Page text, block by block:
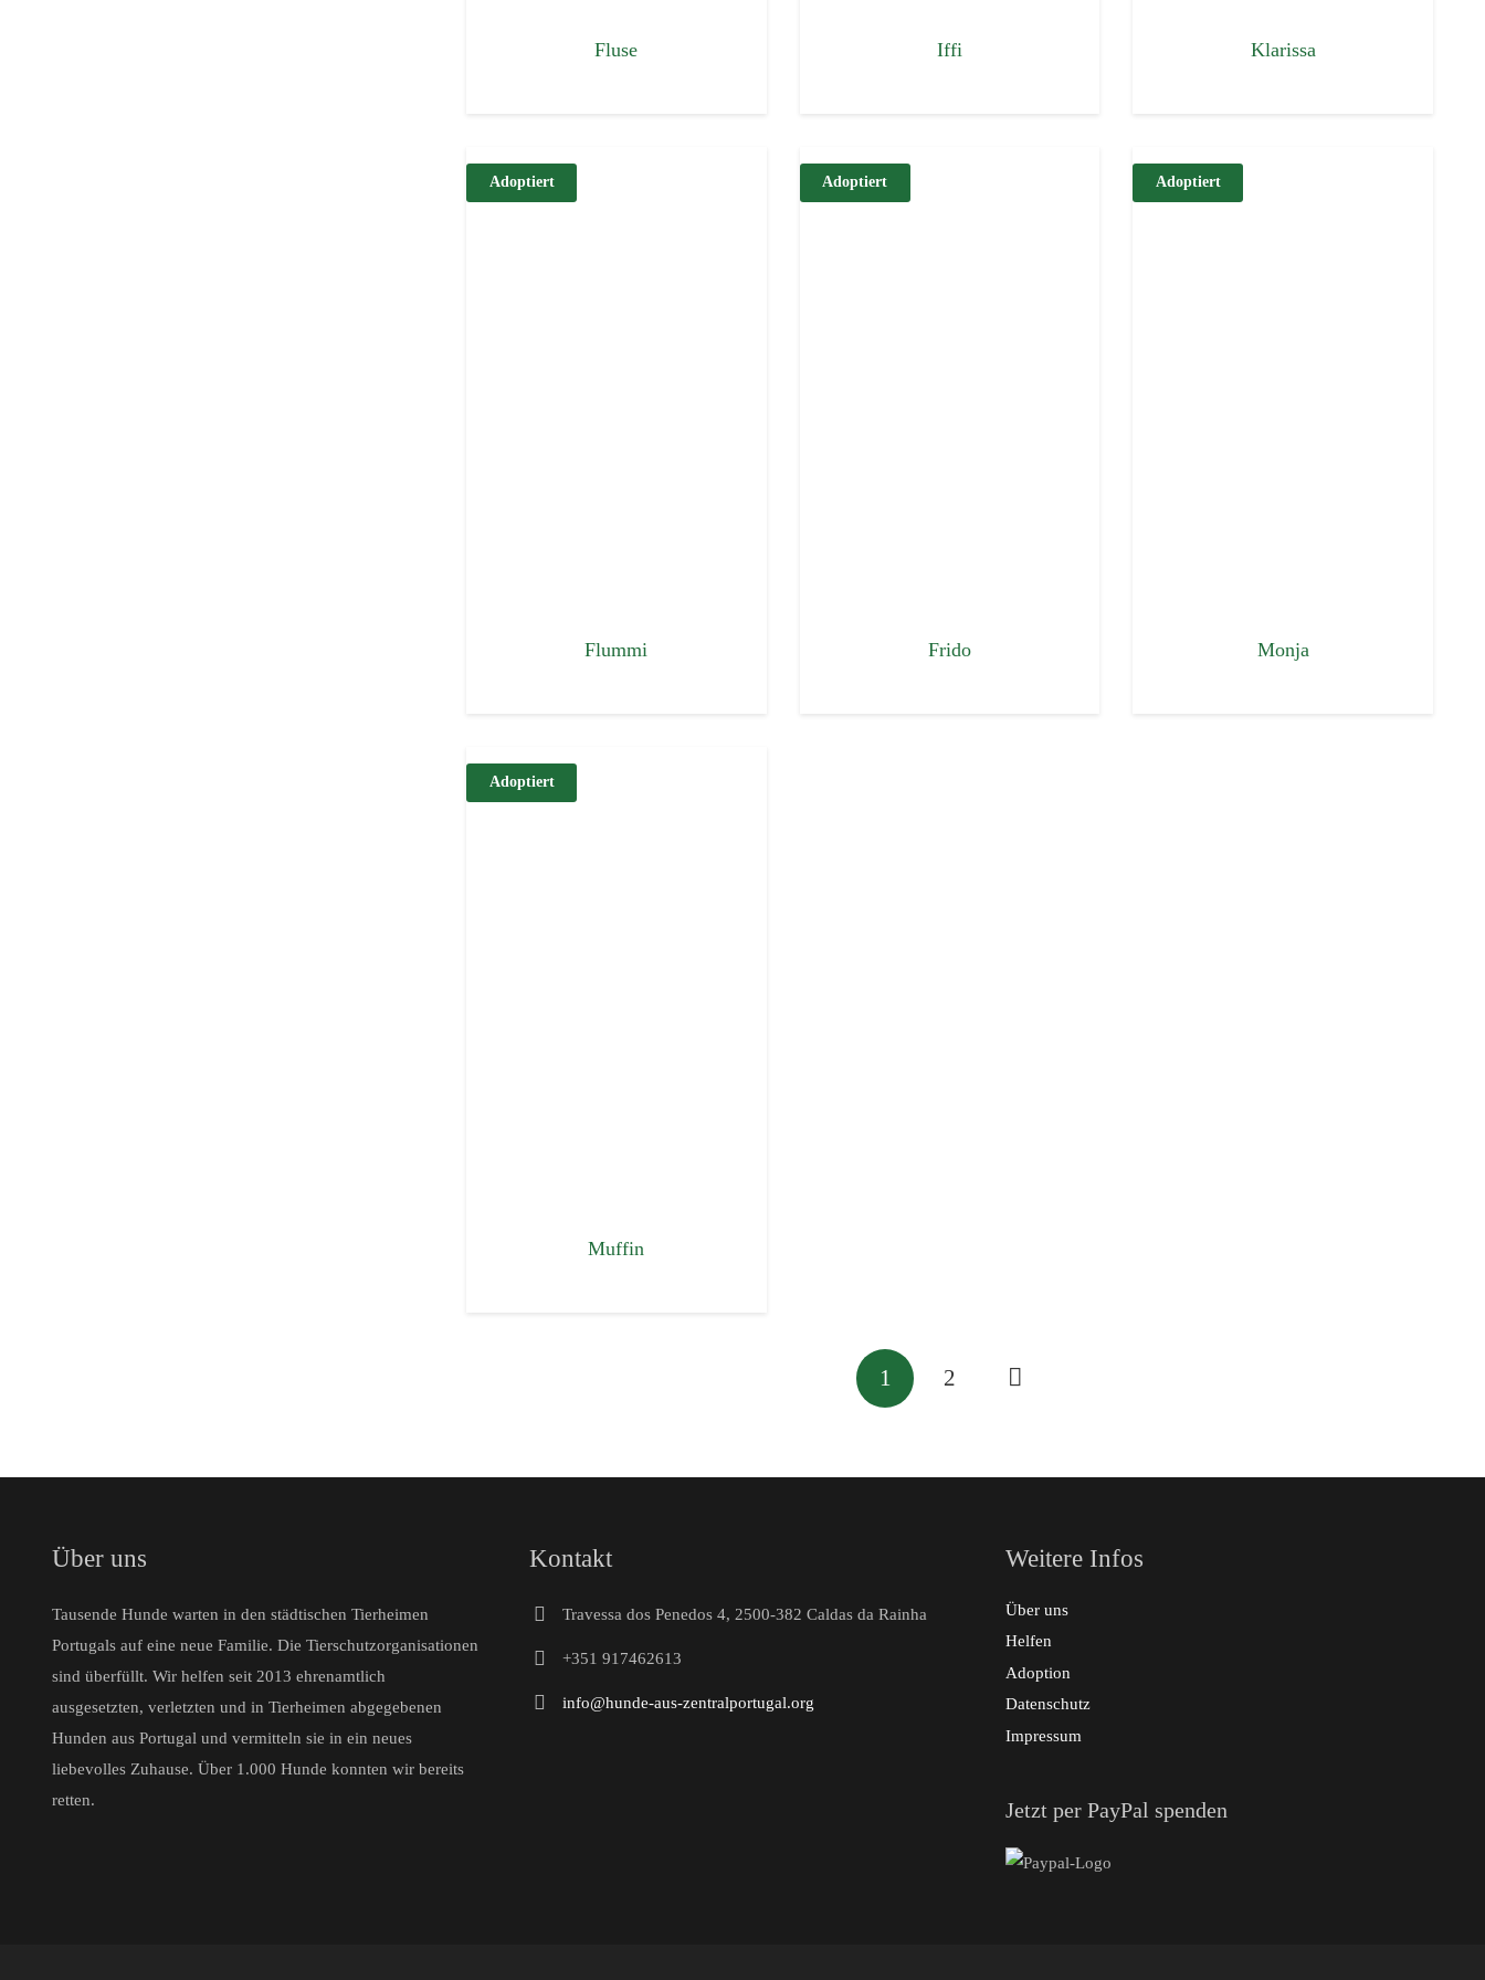
Fluse Iffi Klarissa
Adoptiert
Flummi
Adoptiert
Frido
Adoptiert
Monja
Adoptiert
Muffin
1 2
Über uns
Tausende Hunde warten in den städtischen Tierheimen
Portugals auf eine neue Familie. Die Tierschutzorganisationen
sind überfüllt. Wir helfen seit 2013 ehrenamtlich
ausgesetzten, verletzten und in Tierheimen abgegebenen
Hunden aus Portugal und vermitteln sie in ein neues
liebevolles Zuhause. Über 1.000 Hunde konnten wir bereits
retten.
Kontakt
Travessa dos Penedos 4, 2500-382 Caldas da Rainha
+351 917462613
info@hunde-aus-zentralportugal.org
Weitere Infos
Über uns
Helfen
Adoption
Datenschutz
Impressum
Jetzt per PayPal spenden